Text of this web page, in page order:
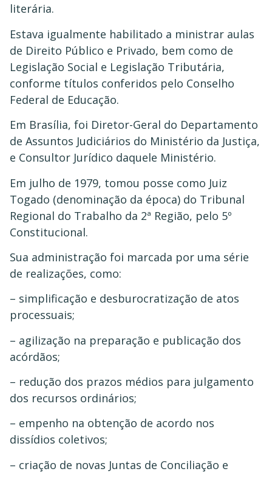
literária.
Estava igualmente habilitado a ministrar aulas
de Direito Público e Privado, bem como de
Legislação Social e Legislação Tributária,
conforme títulos conferidos pelo Conselho
Federal de Educação.
Em Brasília, foi Diretor-Geral do Departamento
de Assuntos Judiciários do Ministério da Justiça,
e Consultor Jurídico daquele Ministério.
Em julho de 1979, tomou posse como Juiz
Togado (denominação da época) do Tribunal
Regional do Trabalho da 2ª Região, pelo 5º
Constitucional.
Sua administração foi marcada por uma série
de realizações, como:
– simplificação e desburocratização de atos
processuais;
– agilização na preparação e publicação dos
acórdãos;
– redução dos prazos médios para julgamento
dos recursos ordinários;
– empenho na obtenção de acordo nos
dissídios coletivos;
– criação de novas Juntas de Conciliação e